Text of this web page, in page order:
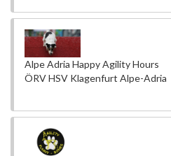
Alpe Adria Happy Agility Hours
ÖRV HSV Klagenfurt Alpe-Adria